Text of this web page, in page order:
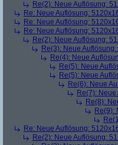
Re(2): Neue Auflösung:
Re: Neue Auflösung:
Re: Neue Auflösung:
Re: Neue Auflösung:
Re(2): Neue Auflösung:
Re(3): Neue
Re(4): Neue
Re(5): Neue
Re(5): Neue
Re(6): Neue
Re(7):
Re(8):
Re(9):
Re: Neue Auflösung:
Re(2): Neue Auflösung: